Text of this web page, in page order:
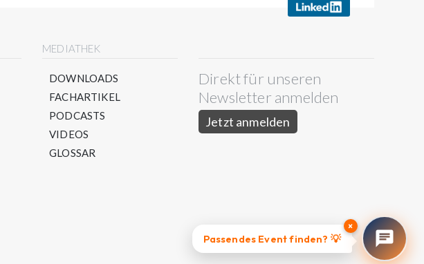
MEDIATHEK
DOWNLOADS
FACHARTIKEL
PODCASTS
VIDEOS
GLOSSAR
Direkt für unseren
Newsletter anmelden
Jetzt anmelden
×
Passendes Event finden? 💡